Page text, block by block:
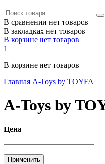
В сравнении нет товаров
В закладках нет товаров
В корзине нет товаров
1
В корзине нет товаров
Главная A-Toys by TOYFA
A-Toys by
Цена